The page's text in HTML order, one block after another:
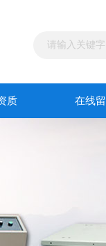
质 在线